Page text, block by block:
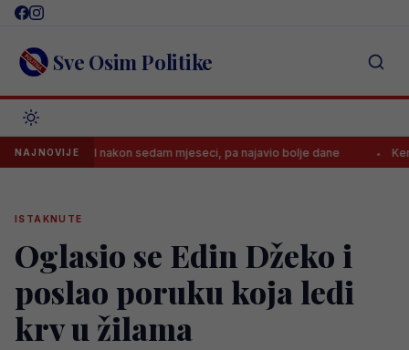
Skip
content Sve Osim Politike
NAJNOVIJE
dao gol nakon sedam mjeseci, pa najavio bolje dane Kerim
ISTAKNUTE
Oglasio se Edin Džeko i
poslao poruku koja ledi
krv u žilama